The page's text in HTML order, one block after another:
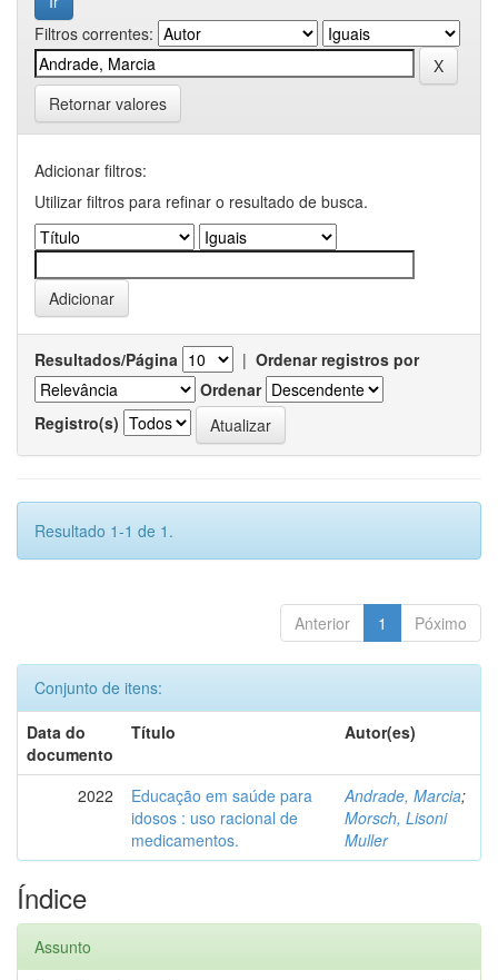
Filtros correntes:
Retornar valores
Adicionar filtros:
Utilizar filtros para refinar o resultado de busca.
Resultados/Página | Ordenar registros por
Ordenar
Registro(s)
Resultado 1-1 de 1.
Anterior 1 Póximo
Conjunto de itens:
Data do
documento
Título Autor(es)
2022
Educação em saúde para
idosos : uso racional de
medicamentos.
Andrade, Marcia;
Morsch, Lisoni
Muller
Índice
Assunto